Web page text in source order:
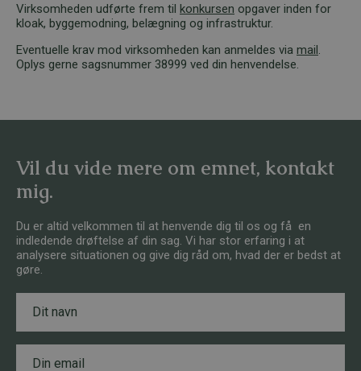
Virksomheden udførte frem til konkursen opgaver inden for
kloak, byggemodning, belægning og infrastruktur.
Eventuelle krav mod virksomheden kan anmeldes via mail.
Oplys gerne sagsnummer 38999 ved din henvendelse.
Vil du vide mere om emnet, kontakt
mig.
Du er altid velkommen til at henvende dig til os og få en
indledende drøftelse af din sag. Vi har stor erfaring i at
analysere situationen og give dig råd om, hvad der er bedst at
gøre.
v
n